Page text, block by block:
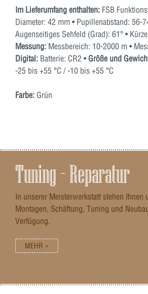
Im Lieferumfang enthalten: FSB
Diameter: 42 mm • Pupillenabstand:
Augenseitiges Sehfeld (Grad): 61° •
Messung: Messbereich: 10-2000 m •
Digital: Batterie: CR2 • Größe und
-25 bis +55 °C / -10 bis +55 °C
Farbe: Grün
Tuning – Reparatur
In unserer Meisterwerkstatt stehen Ihnen
Montagen, Schäftung, Tuning und
Verfügung.
MEHR »